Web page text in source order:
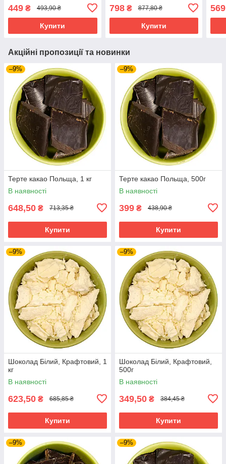
449 ₴ 493,90 ₴
Купити
798₴ 877,80 ₴
Купити
569
Акційні пропозиції та новинки
–9%
Терте какао Польща, 1 кг
В наявності
648,50 ₴ 713,35 ₴
Купити
–9%
Терте какао Польща, 500г
В наявності
399 ₴ 438,90 ₴
Купити
–9%
Шоколад Білий, Крафтовий, 1
кг
В наявності
623,50 ₴ 685,85 ₴
Купити
–9%
Шоколад Білий, Крафтовий,
500г
В наявності
349,50 ₴ 384,45 ₴
Купити
–9% –9%